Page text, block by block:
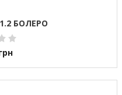
БОЛЕРО